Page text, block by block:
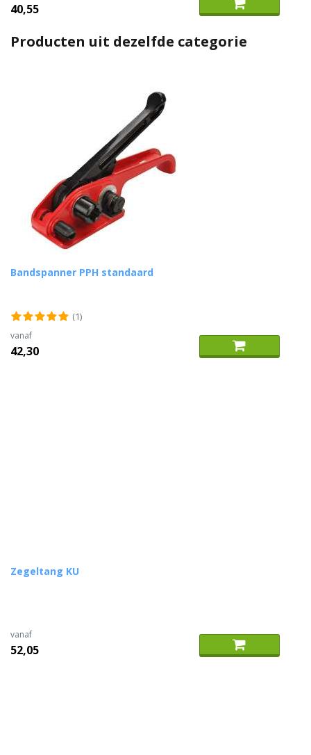
40,55
Producten uit dezelfde categorie
Bandspanner PPH standaard
(1)
vanaf
42,30
Zegeltang KU
vanaf
52,05